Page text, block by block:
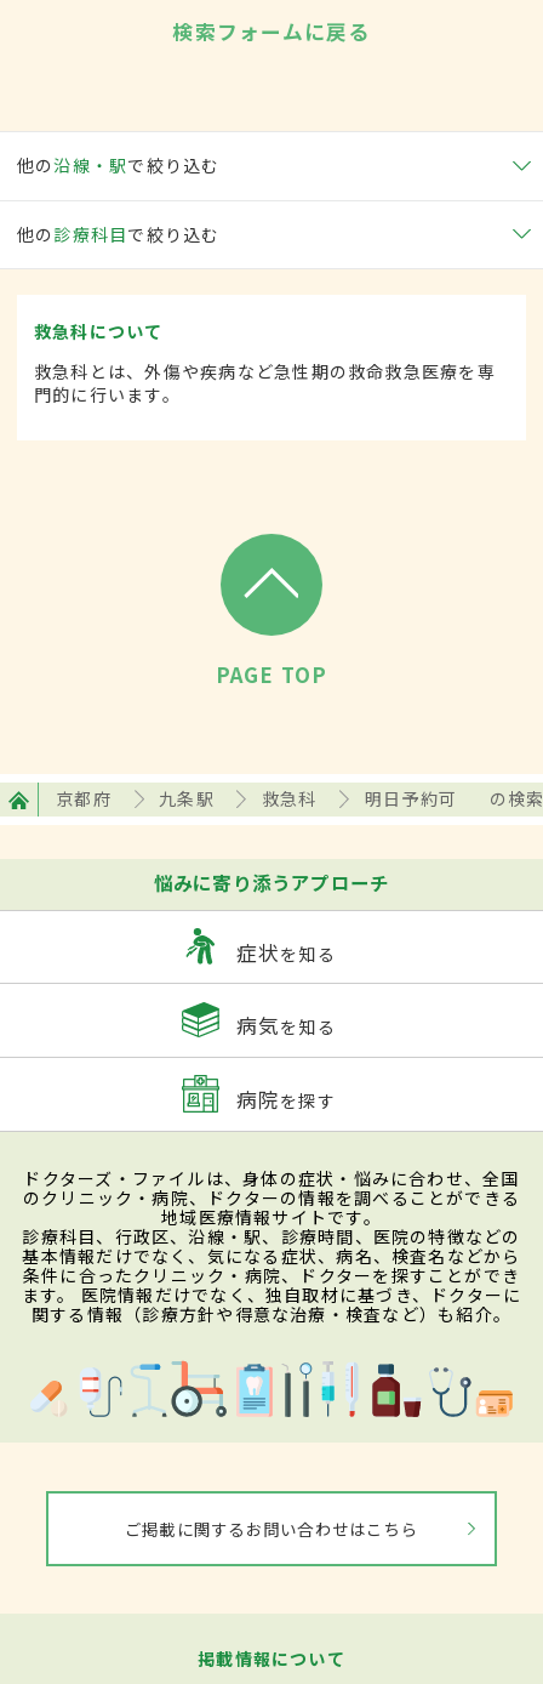
検索フォームに戻る
他の沿線・駅で絞り込む
他の 診療科目で絞り込む
救急科について
救急科とは、外傷や疾病など急性期の救命救急医療を専
門的に行います。
PAGE TOP
京都府 九条駅 救急科 明日予約可 の検
悩みに寄り添うアプローチ
症状を知る
病気を知る
病院を探す
ドクターズ・ファイルは、身体の症状・悩みに合わせ、全国
のクリニック・病院、ドクターの情報を調べることができる
地域医療情報サイトです。
診療科目、行政区、沿線・駅、診療時間、医院の特徴などの
基本情報だけでなく、気になる症状、病名、検査名などから
条件に合ったクリニック・病院、ドクターを探すことができ
ます。 医院情報だけでなく、独自取材に基づき、ドクターに
関する情報（診療方針や得意な治療・検査など）も紹介。
ご掲載に関するお問い合わせはこちら
掲載情報について